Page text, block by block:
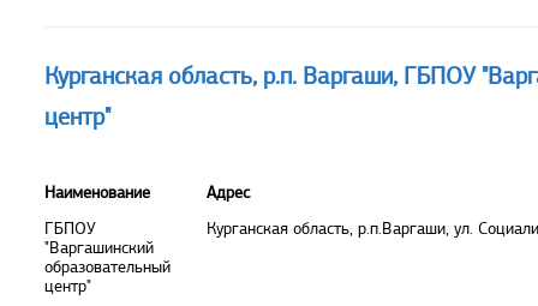
Курганская область, р.п. Варгаши, ГБПОУ
центр"
Наименование
ГБПОУ
"Варгашинский
образовательный
центр"
Адрес
Курганская область, р.п.Варгаши, ул.